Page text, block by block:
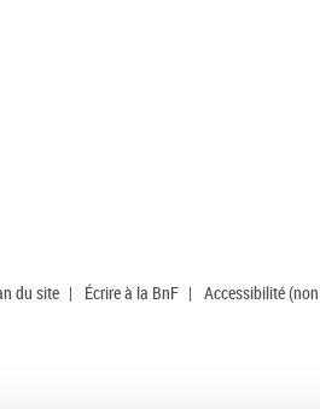
du site | Écrire à la BnF | Accessibilité